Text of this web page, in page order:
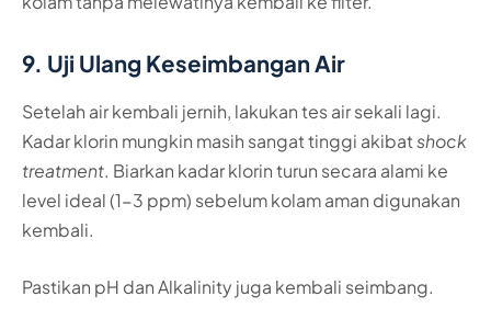
9. Uji Ulang Keseimbangan Air
Setelah air kembali jernih, lakukan tes air sekali lagi.
Kadar klorin mungkin masih sangat tinggi akibatshock
treatment. Biarkan kadar klorin turun secara alami ke
level ideal (1-3 ppm) sebelum kolam aman digunakan
kembali.
Pastikan pH dan Alkalinity juga kembali seimbang.